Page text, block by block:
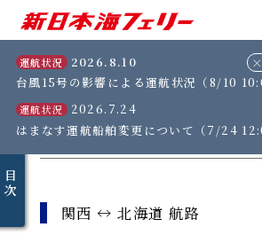
運航状況 2026.8.10
台風15号の影響による運航状況（8/10
運航状況
2026.7.24
はまなす運航船舶変更について（7/24
目
次
乗船ガイド詳細
関西 ↔ 北海道 航路